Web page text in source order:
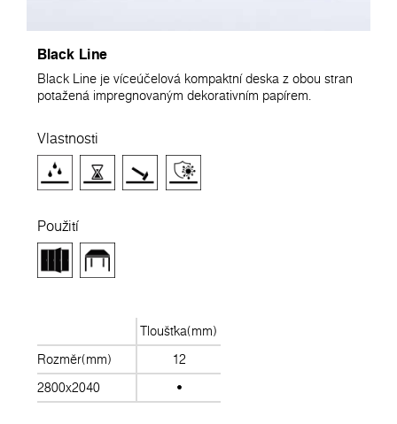
Black Line
Black Line je víceúčelová kompaktní deska z obou stran
potažená impregnovaným dekorativním papírem.
Vlastnosti
Použití
Tloušťka(mm)
Rozměr(mm)
12
2800x2040